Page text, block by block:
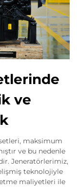
ve
maksimum
ve bu nedenle
Jeneratörlerimiz,
teknolojiyle
maliyetleri ile